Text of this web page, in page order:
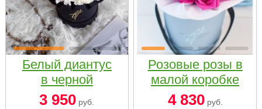
Белый диантус
в черной
коробке Small
3 950 руб.
Розовые розы в
малой коробке
4 830руб.